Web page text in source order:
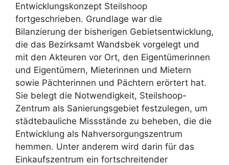
Entwicklungskonzept Steilshoop
fortgeschrieben. Grundlage war die
Bilanzierung der bisherigen Gebietsentwicklung,
die das Bezirksamt Wandsbek vorgelegt und
mit den Akteuren vor Ort, den Eigentümerinnen
und Eigentümern, Mieterinnen und Mietern
sowie Pächterinnen und Pächtern erörtert hat.
Sie belegt die Notwendigkeit, Steilshoop-
Zentrum als Sanierungsgebiet festzulegen, um
städtebauliche Missstände zu beheben, die die
Entwicklung als Nahversorgungszentrum
hemmen. Unter anderem wird darin für das
Einkaufszentrum ein fortschreitender